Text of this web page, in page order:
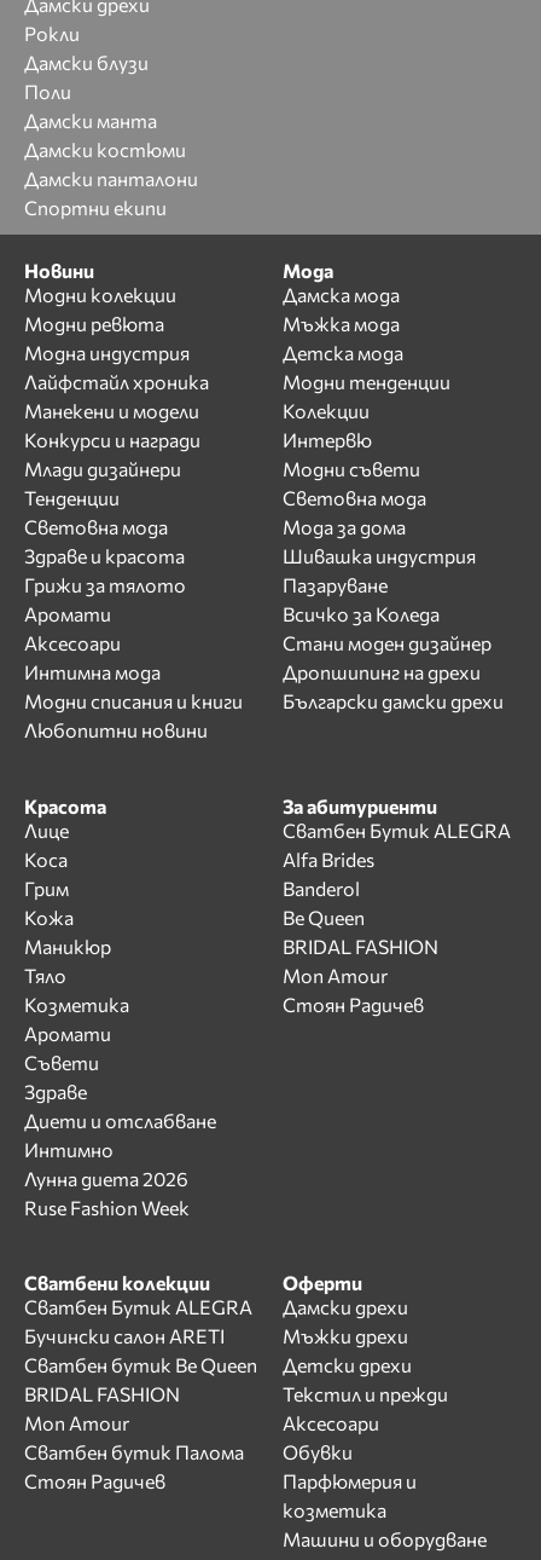
Рокли
Дамски блузи
Поли
Дамски манта
Дамски костюми
Дамски панталони
Спортни екипи
Новини
Модни колекции
Модни ревюта
Модна индустрия
Лайфстайл хроника
Манекени и модели
Конкурси и награди
Млади дизайнери
Тенденции
Световна мода
Здраве и красота
Грижи за тялото
Аромати
Аксесоари
Интимна мода
Модни списания и книги
Любопитни новини
Мода
Дамска мода
Мъжка мода
Детска мода
Модни тенденции
Колекции
Интервю
Модни съвети
Световна мода
Мода за дома
Шивашка индустрия
Пазаруване
Всичко за Коледа
Стани моден дизайнер
Дропшипинг на дрехи
Български дамски дрехи
Красота
Лице
Коса
Грим
Кожа
Маникюр
Тяло
Козметика
Аромати
Съвети
Здраве
Диети и отслабване
Интимно
Лунна диета 2026
Ruse Fashion Week
За абитуриенти
Сватбен Бутик ALEGRA
Alfa Brides
Banderol
Be Queen
BRIDAL FASHION
Mon Amour
Стоян Радичев
Сватбени колекции
Сватбен Бутик ALEGRA
Бучински салон ARETI
Сватбен бутик Be Queen
BRIDAL FASHION
Mon Amour
Сватбен бутик Палома
Стоян Радичев
Оферти
Дамски дрехи
Мъжки дрехи
Детски дрехи
Текстил и прежди
Аксесоари
Обувки
Парфюмерия и
козметика
Машини и оборудване